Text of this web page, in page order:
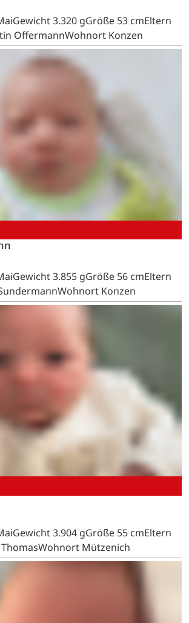
3.320 gGröße 53 cmEltern
OffermannWohnort Konzen
3.855 gGröße 56 cmEltern
Konzen
3.904 gGröße 55 cmEltern
ThomasWohnort Mützenich